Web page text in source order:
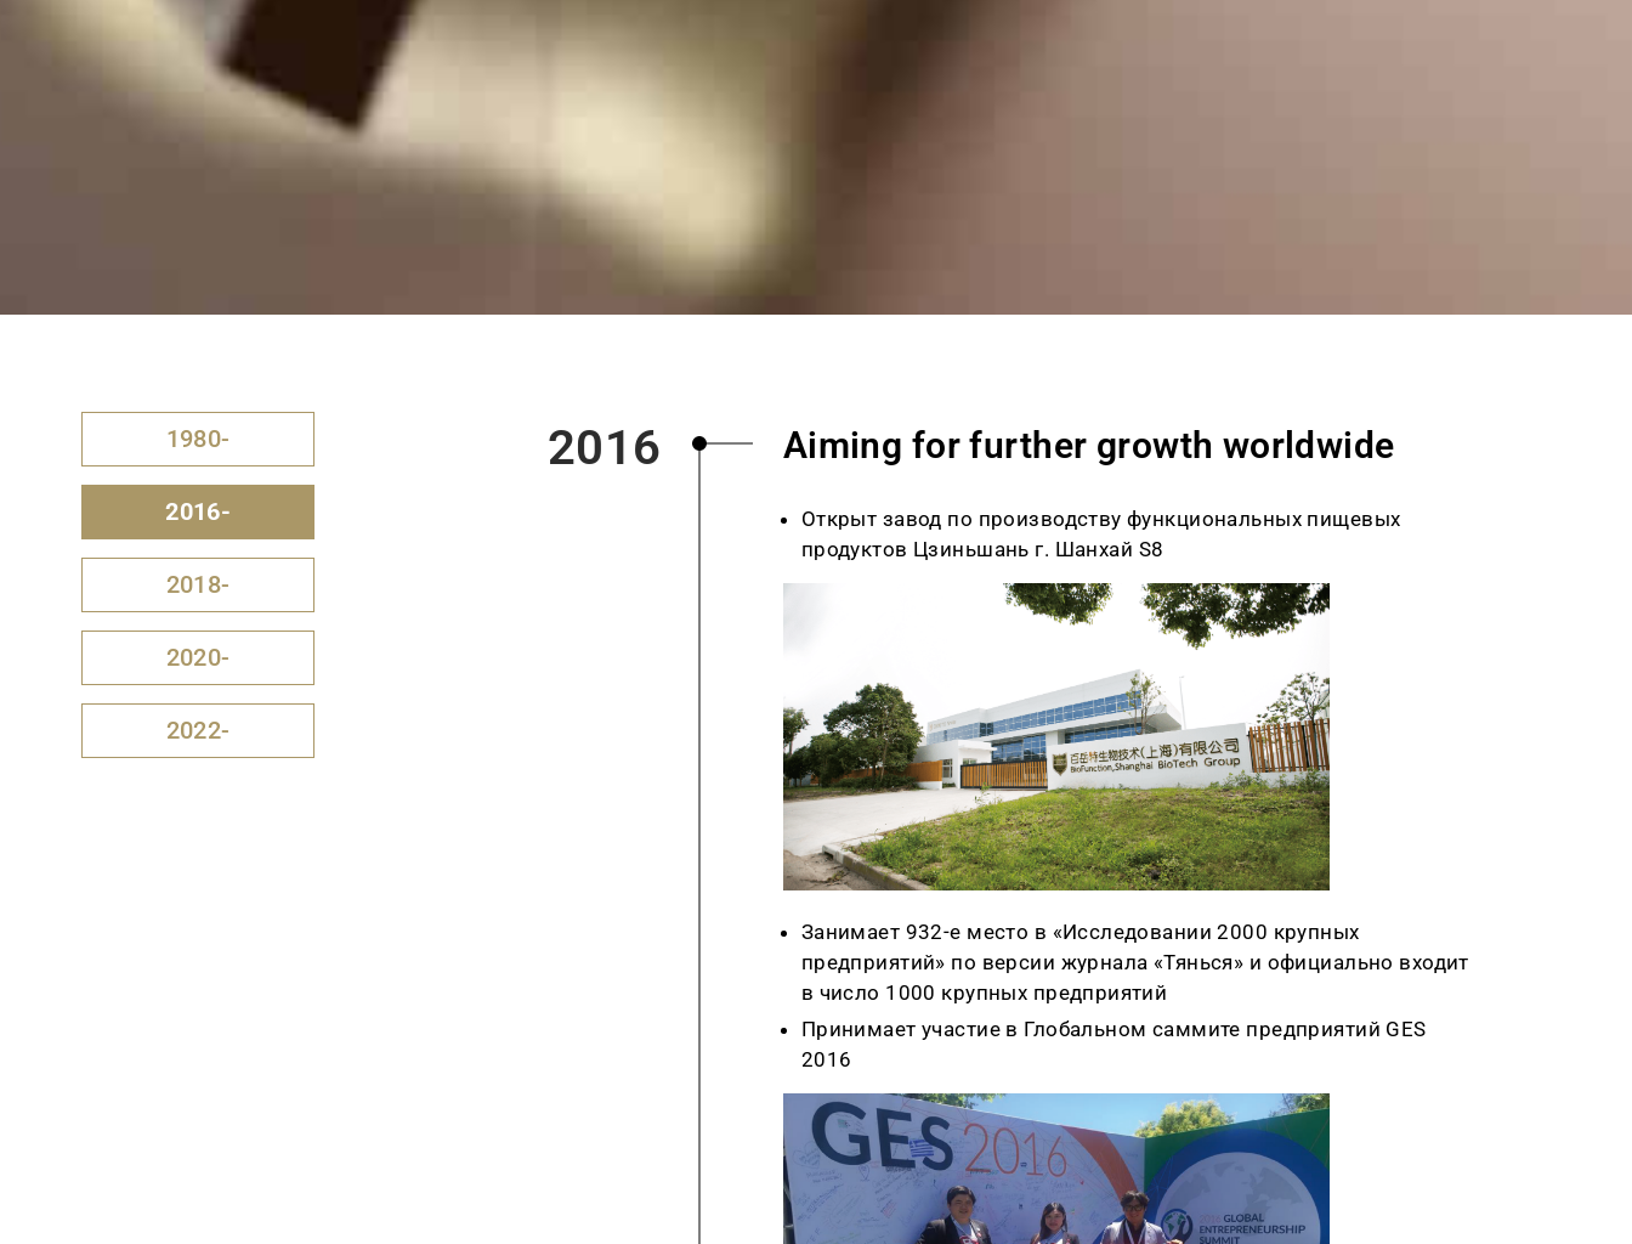
1980-
2016-
2018-
2020-
2022-
2016 Aiming for further growth worldwide
Открыт завод по производству функциональных пищевых
продуктов Цзиньшань г. Шанхай S8
Занимает 932-е место в «Исследовании 2000 крупных
предприятий» по версии журнала «Тянься» и официально входит
в число 1000 крупных предприятий
Принимает участие в Глобальном саммите предприятий GES
2016